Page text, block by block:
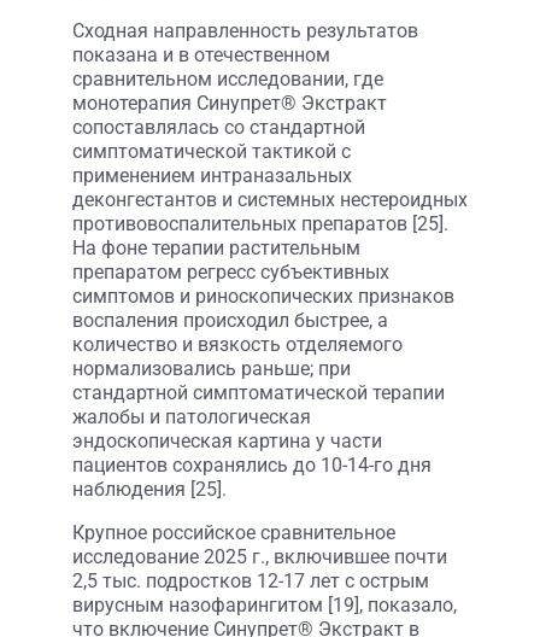
Сходная направленность результатов
показана и в отечественном
сравнительном исследовании, где
монотерапия Синупрет® Экстракт
сопоставлялась со стандартной
симптоматической тактикой с
применением интраназальных
деконгестантов и системных нестероидных
противовоспалительных препаратов [25].
На фоне терапии растительным
препаратом регресс субъективных
симптомов и риноскопических признаков
воспаления происходил быстрее, а
количество и вязкость отделяемого
нормализовались раньше; при
стандартной симптоматической терапии
жалобы и патологическая
эндоскопическая картина у части
пациентов сохранялись до 10-14-го дня
наблюдения [25].
Крупное российское сравнительное
исследование 2025 г., включившее почти
2,5 тыс. подростков 12-17 лет с острым
вирусным назофарингитом [19], показало,
что включение Синупрет® Экстракт в